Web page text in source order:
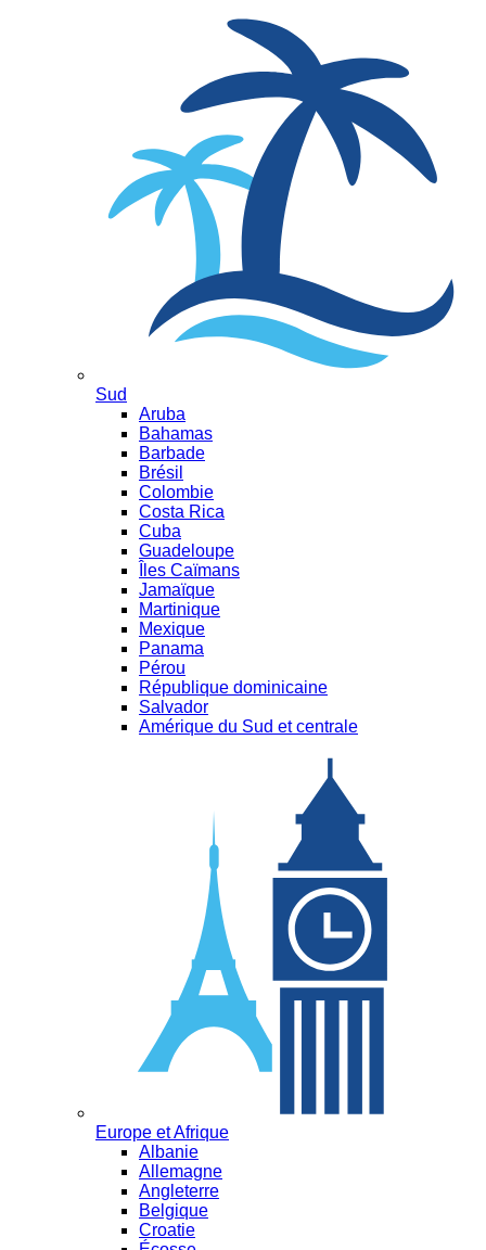
Sud
Aruba
Bahamas
Barbade
Brésil
Colombie
Costa Rica
Cuba
Guadeloupe
Îles Caïmans
Jamaïque
Martinique
Mexique
Panama
Pérou
République dominicaine
Salvador
Amérique du Sud et centrale
Europe et Afrique
Albanie
Allemagne
Angleterre
Belgique
Croatie